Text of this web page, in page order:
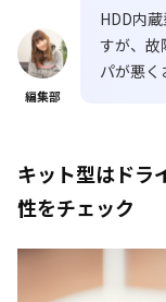
編集部
HDD内
すが、故
パが悪く
キット型はドラ
性をチェック